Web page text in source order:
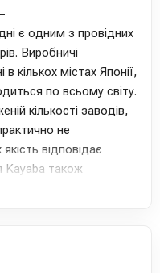
є одним з провідних
Виробничі
кількох містах Японії,
по всьому світу.
кількості заводів,
не
відповідає
Kayaba також
марок, як
та витратні